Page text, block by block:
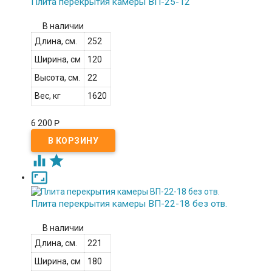
В наличии
Длина, см.
252
Ширина, см
120
Высота, см.
22
Вес, кг
1620
6 200 Р
 

Плита перекрытия камеры ВП-22-18 без отв.
В наличии
Длина, см.
221
Ширина, см
180